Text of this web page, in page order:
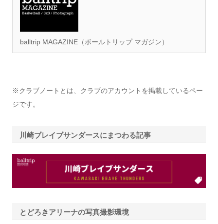
balltrip MAGAZINE（ボールトリップ マガジン）
※クラブノートとは、クラブのアカウントを掲載しているペー
ジです。
川崎ブレイブサンダースにまつわる記事
とどろきアリーナの写真撮影環境